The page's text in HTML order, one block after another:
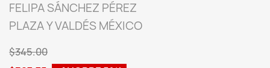
FELIPA SÁNCHEZ PÉREZ
PLAZA Y VALDÉS MÉXICO
$345.00